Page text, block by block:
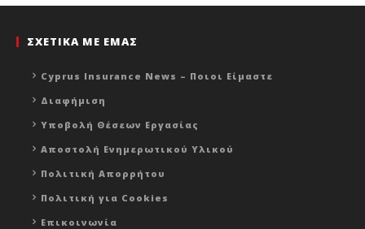
ΣΧΕΤΙΚΑ ΜΕ ΕΜΑΣ
Cyprus Insurance News – Ποιοι Είμαστε
Διαφήμιση
Υποβολή Θέσεων Εργασίας
Αποστολή Ενημερωτικού Υλικού
Πολιτική Απορρήτου
Πολιτική για Cookies
Επικοινωνία